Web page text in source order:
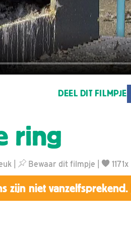
DEEL DIT FILMPJE
ring
Bewaar dit filmpje 1171x
zijn niet vanzelfsprekend.